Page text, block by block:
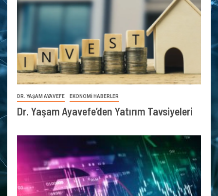
DR. YAŞAM AYAVEFE EKONOMİ HABERLER
Dr. Yaşam Ayavefe’den Yatırım Tavsiyeleri